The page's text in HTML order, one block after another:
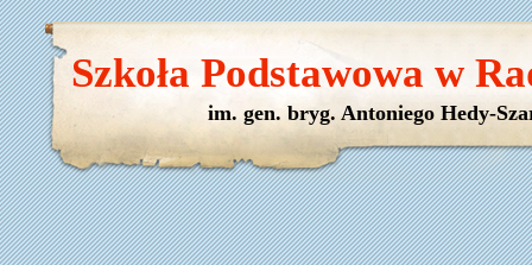
Szkoła Podstawowa w
im. gen. bryg. Antoniego Hedy-